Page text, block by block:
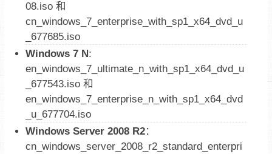
08.iso 和
cn_windows_7_enterprise_with_sp1_x64_dvd_u
_677685.iso
Windows 7 N:
en_windows_7_ultimate_n_with_sp1_x64_dvd_u
_677543.iso 和
en_windows_7_enterprise_n_with_sp1_x64_dvd
_u_677704.iso
Windows Server 2008 R2：
cn_windows_server_2008_r2_standard_enterpri